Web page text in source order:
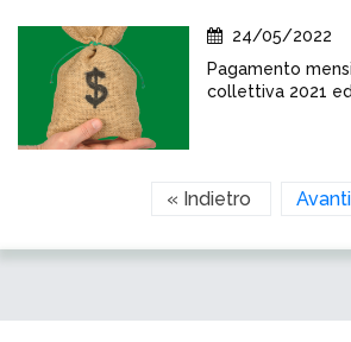
24/05/2022
Pagamento
collettiva 2021
« Indietro